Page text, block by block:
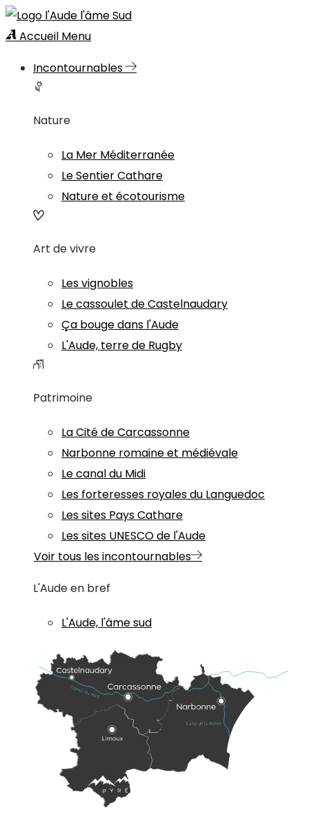
Accueil Menu
Incontournables
Nature
La Mer Méditerranée
Le Sentier Cathare
Nature et écotourisme
Art de vivre
Les vignobles
Le cassoulet de Castelnaudary
Ça bouge dans l'Aude
L'Aude, terre de Rugby
Patrimoine
La Cité de Carcassonne
Narbonne romaine et médiévale
Le canal du Midi
Les forteresses royales du Languedoc
Les sites Pays Cathare
Les sites UNESCO de l'Aude
Voir tous les incontournables
L'Aude en bref
L'Aude, l'âme sud